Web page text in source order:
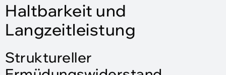
Haltbarkeit und
Langzeitleistung
Struktureller